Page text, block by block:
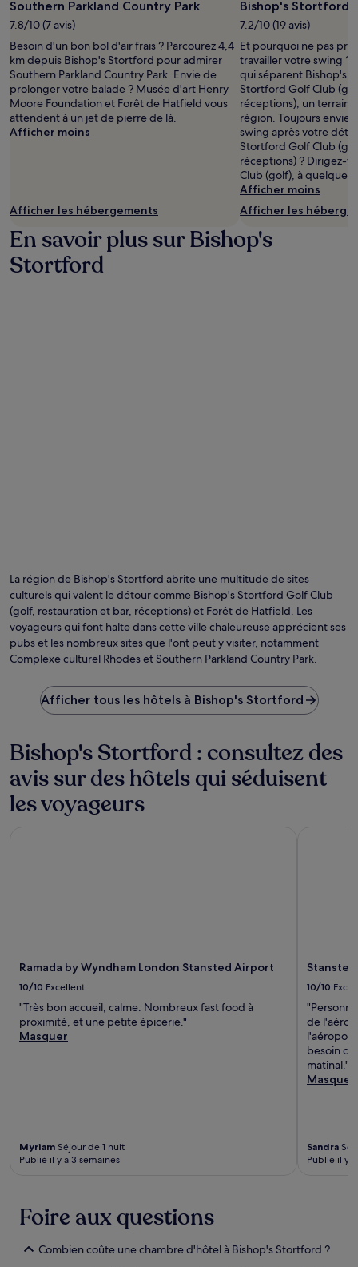
Southern Parkland Country Park
7.8/10 (7 avis)
Besoin d'un bon bol d'air frais ? Parcourez 4,4
km depuis Bishop's Stortford pour admirer
Southern Parkland Country Park. Envie de
prolonger votre balade ? Musée d'art Henry
Moore Foundation et Forêt de Hatfield vous
attendent à un jet de pierre de là.
Afficher moins
Afficher les hébergements
Bishop's Stortford
7.2/10 (19 avis)
Et pourquoi ne pas
travailler votre swing ?
qui séparent Bishop's
Stortford Golf Club
réceptions), un terrain
région. Toujours envie
swing après votre
Stortford Golf Club
réceptions) ? Dirigez-
Club (golf), à quelques
Afficher moins
Afficher les
En savoir plus sur Bishop's
Stortford
La région de Bishop's Stortford abrite une multitude de sites
culturels qui valent le détour comme Bishop's Stortford Golf Club
(golf, restauration et bar, réceptions) et Forêt de Hatfield. Les
voyageurs qui font halte dans cette ville chaleureuse apprécient ses
pubs et les nombreux sites que l'ont peut y visiter, notamment
Complexe culturel Rhodes et Southern Parkland Country Park.
Afficher tous les hôtels à Bishop's Stortford
Bishop's Stortford : consultez des
avis sur des hôtels qui séduisent
les voyageurs
Ramada by Wyndham London Stansted Airport
10/10 Excellent
"Très bon accueil, calme. Nombreux fast food à
proximité, et une petite épicerie."
Masquer
Myriam Séjour de 1 nuit
Publié il y a 3 semaines
10/10
de
besoin
matinal."
Masquer
Sandra
Publié il y
Foire aux questions
Combien coûte une chambre d'hôtel à Bishop's Stortford ?